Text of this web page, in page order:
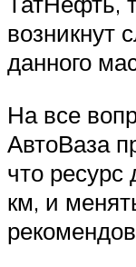
возникнут
данного
На все
АвтоВаза
что
км, и